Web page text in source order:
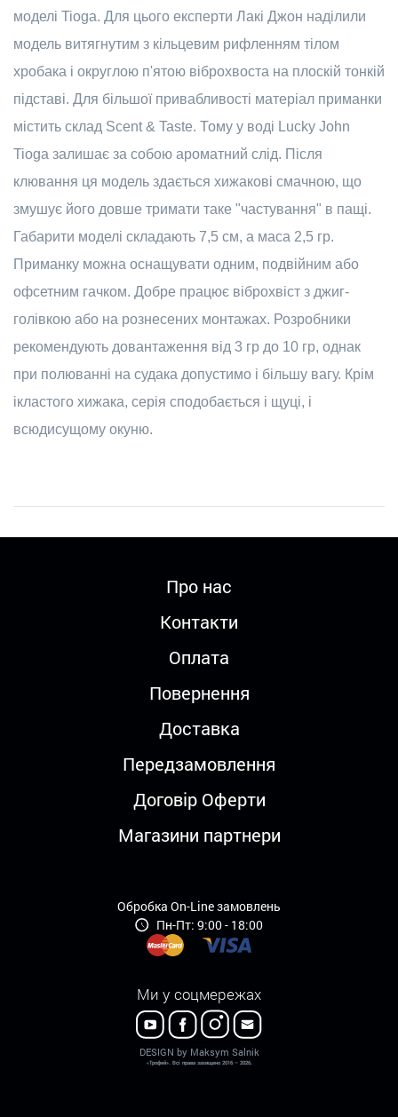
моделі Tioga. Для цього експерти Лакі Джон наділили
модель витягнутим з кільцевим рифленням тілом
хробака і округлою п'ятою віброхвоста на плоскій тонкій
підставі. Для більшої привабливості матеріал приманки
містить склад Scent & Taste. Тому у воді Lucky John
Tioga залишає за собою ароматний слід. Після
клювання ця модель здається хижакові смачною, що
змушує його довше тримати таке "частування" в пащі.
Габарити моделі складають 7,5 см, а маса 2,5 гр.
Приманку можна оснащувати одним, подвійним або
офсетним гачком. Добре працює віброхвіст з джиг-
голівкою або на рознесених монтажах. Розробники
рекомендують довантаження від 3 гр до 10 гр, однак
при полюванні на судака допустимо і більшу вагу. Крім
ікластого хижака, серія сподобається і щуці, і
всюдисущому окуню.
Про нас
Контакти
Оплата
Повернення
Доставка
Передзамовлення
Договір Оферти
Магазини партнери
Обробка On-Line замовлень
Пн-Пт: 9:00 - 18:00
Ми у соцмережах
DESIGN by Maksym Salnik
«Трофей». Всі права захищено 2016 – 2026.